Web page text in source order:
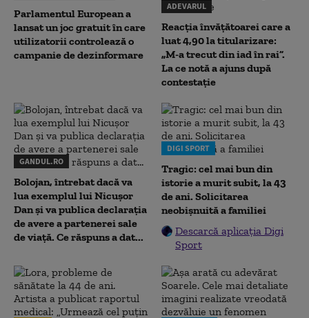
Parlamentul European a
lansat un joc gratuit în care
utilizatorii controlează o
campanie de dezinformare
ADEVARUL
Reacția învățătoarei care a
luat 4,90 la titularizare:
„M-a trecut din iad în rai”.
La ce notă a ajuns după
contestație
GANDUL.RO
Bolojan, întrebat dacă va
lua exemplul lui Nicușor
Dan și va publica declarația
de avere a partenerei sale
de viață. Ce răspuns a dat...
DIGI SPORT
Tragic: cel mai bun din
istorie a murit subit, la 43
de ani. Solicitarea
neobișnuită a familiei
Descarcă aplicația Digi
Sport